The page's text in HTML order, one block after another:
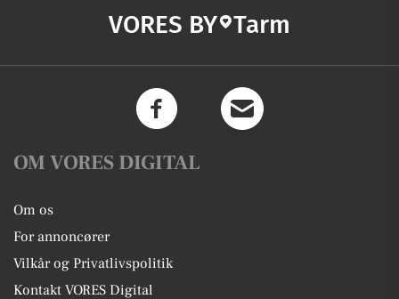
VORES BY Tarm
OM VORES DIGITAL
Om os
For annoncører
Vilkår og Privatlivspolitik
Kontakt VORES Digital